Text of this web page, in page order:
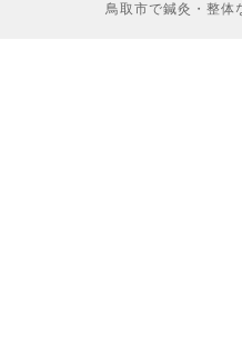
鳥取市で鍼灸・整